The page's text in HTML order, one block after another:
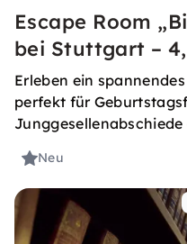
Escape Room
bei Stuttgart –
Erleben ein
perfekt für
Junggesellenabschiede
Neu